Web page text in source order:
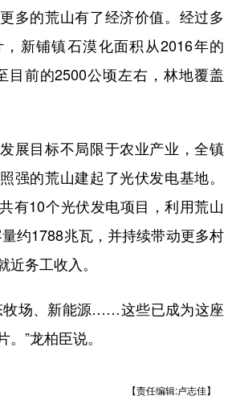
多的荒山有了经济价值。经过多
新铺镇石漠化面积从2016年的
目前的2500公顷左右，林地覆盖
目标不局限于农业产业，全镇
强的荒山建起了光伏发电基地。
有10个光伏发电项目，利用荒山
约1788兆瓦，并持续带动更多村
务工收入。
场、新能源……这些已成为这座
”龙柏臣说。
【责任编辑:卢志佳】